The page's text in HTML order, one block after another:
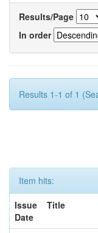
Results/Page
In order
Results 1-1 of 1
Item hits:
Issue
Date
Title